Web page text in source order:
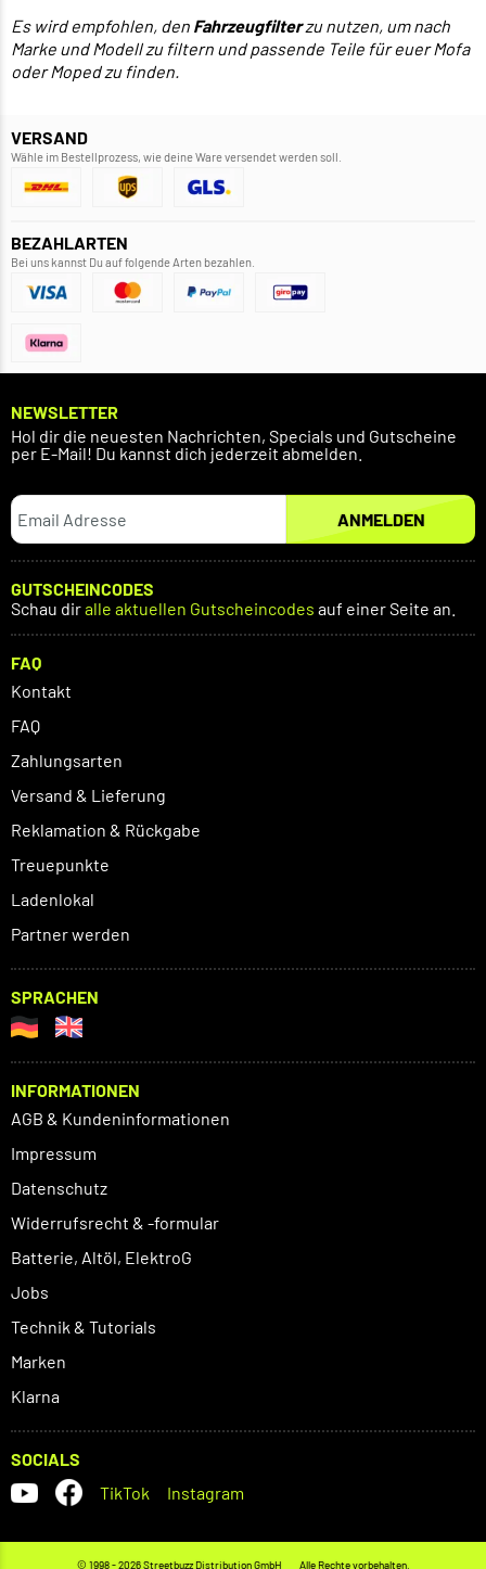
Es wird empfohlen, den Fahrzeugfilterzu nutzen, um nach
Marke und Modell zu filtern und passende Teile für euer Mofa
oder Moped zu finden.
VERSAND
Wähle im Bestellprozess, wie deine Ware versendet werden soll.
BEZAHLARTEN
Bei uns kannst Du auf folgende Arten bezahlen.
NEWSLETTER
Hol dir die neuesten Nachrichten, Specials und Gutscheine
per E-Mail! Du kannst dich jederzeit abmelden.
ANMELDEN
GUTSCHEINCODES
Schau diralle aktuellen Gutscheincodes auf einer Seite an.
FAQ
Kontakt
FAQ
Zahlungsarten
Versand & Lieferung
Reklamation & Rückgabe
Treuepunkte
Ladenlokal
Partner werden
SPRACHEN
INFORMATIONEN
AGB & Kundeninformationen
Impressum
Datenschutz
Widerrufsrecht & -formular
Batterie, Altöl, ElektroG
Jobs
Technik & Tutorials
Marken
Klarna
SOCIALS
TikTok
Instagram
© 1998 - 2026 Streetbuzz Distribution GmbH Alle Rechte vorbehalten.